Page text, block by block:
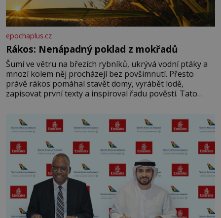
epochaplus.cz
Rákos: Nenápadný poklad z mokřadů
Šumí ve větru na březích rybníků, ukrývá vodní ptáky a
mnozí kolem něj procházejí bez povšimnutí. Přesto
právě rákos pomáhal stavět domy, vyrábět lodě,
zapisovat první texty a inspiroval řadu pověstí. Tato
letního koupání. Stačí se však podívat